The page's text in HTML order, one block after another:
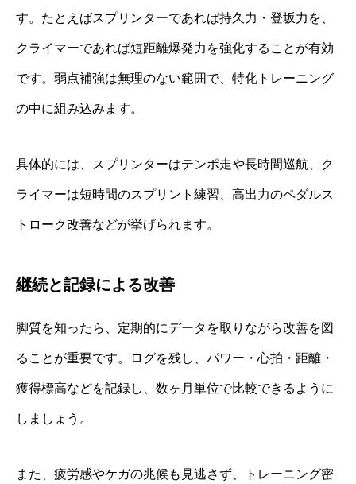
す。たとえばスプリンターであれば持久力・登坂力を、
クライマーであれば短距離爆発力を強化することが有効
です。弱点補強は無理のない範囲で、特化トレーニング
の中に組み込みます。
具体的には、スプリンターはテンポ走や長時間巡航、ク
ライマーは短時間のスプリント練習、高出力のペダルス
トローク改善などが挙げられます。
継続と記録による改善
脚質を知ったら、定期的にデータを取りながら改善を図
ることが重要です。ログを残し、パワー・心拍・距離・
獲得標高などを記録し、数ヶ月単位で比較できるように
しましょう。
また、疲労感やケガの兆候も見逃さず、トレーニング密